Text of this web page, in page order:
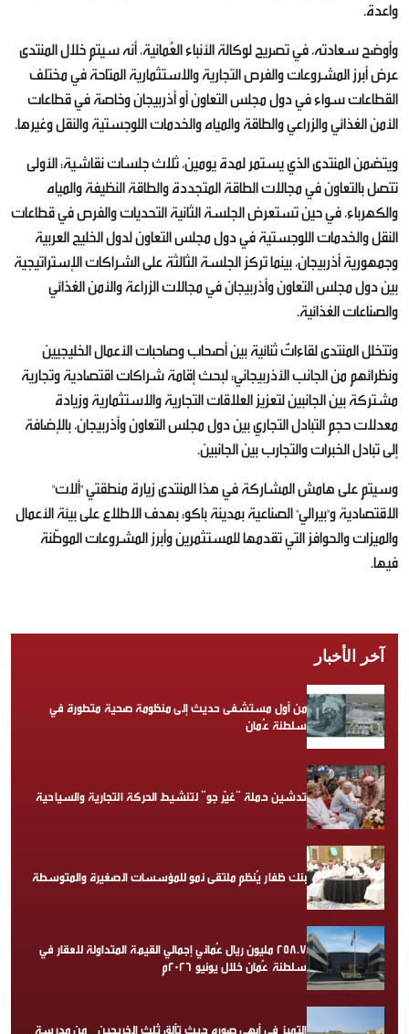
واعدة.
وأوضح سعادته، في تصريح لوكالة الأنباء العُمانية، أنه سيتم خلال المنتدى
عرض أبرز المشروعات والفرص التجارية والاستثمارية المتاحة في مختلف
القطاعات سواء في دول مجلس التعاون أو أذربيجان وخاصة في قطاعات
الأمن الغذائي والزراعي والطاقة والمياه والخدمات اللوجستية والنقل وغيرها.
ويتضمن المنتدى الذي يستمر لمدة يومين، ثلاث جلسات نقاشية: الأولى
تتصل بالتعاون في مجالات الطاقة المتجددة والطاقة النظيفة والمياه
والكهرباء، في حين تستعرض الجلسة الثانية التحديات والفرص في قطاعات
النقل والخدمات اللوجستية في دول مجلس التعاون لدول الخليج العربية
وجمهورية أذربيجان، بينما تركز الجلسة الثالثة على الشراكات الإستراتيجية
بين دول مجلس التعاون وأذربيجان في مجالات الزراعة والأمن الغذائي
والصناعات الغذائية.
وتتخلل المنتدى لقاءاتٌ ثنائية بين أصحاب وصاحبات الأعمال الخليجيين
ونظرائهم من الجانب الأذربيجاني؛ لبحث إقامة شراكات اقتصادية وتجارية
مشتركة بين الجانبين لتعزيز العلاقات التجارية والاستثمارية وزيادة
معدلات حجم التبادل التجاري بين دول مجلس التعاون وأذربيجان، بالإضافة
إلى تبادل الخبرات والتجارب بين الجانبين.
وسيتم على هامش المشاركة في هذا المنتدى زيارة منطقتي "ألات"
الاقتصادية و"بيرالي" الصناعية بمدينة باكو؛ بهدف الاطلاع على بيئة الأعمال
والميزات والحوافز التي تقدمها للمستثمرين وأبرز المشروعات الموطّنة
فيها.
آخر الأخبار
من أول مستشفى حديث إلى منظومة صحية متطورة في
سلطنة عُمان
تدشين حملة “غيّر جو” لتنشيط الحركة التجارية والسياحية
بنك ظفار يُنظم ملتقى نمو للمؤسسات الصغيرة والمتوسطة
258.7 مليون ريال عُماني إجمالي القيمة المتداولة للعقار في
سلطنة عُمان خلال يونيو 2026م
التميز في أبهى صوره حيث تألق ثلث الخريجين من مدرسة